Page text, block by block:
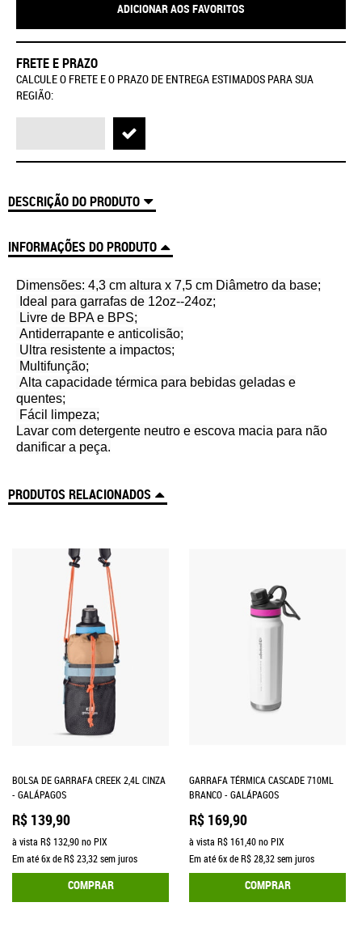
ADICIONAR AOS FAVORITOS
FRETE E PRAZO
CALCULE O FRETE E O PRAZO DE ENTREGA ESTIMADOS PARA SUA
REGIÃO:
DESCRIÇÃO DO PRODUTO
INFORMAÇÕES DO PRODUTO
Dimensões: 4,3 cm altura x 7,5 cm Diâmetro da base;
Ideal para garrafas de 12oz--24oz;
Livre de BPA e BPS;
Antiderrapante e anticolisão;
Ultra resistente a impactos;
Multifunção;
Alta capacidade térmica para bebidas geladas e
quentes;
Fácil limpeza;
Lavar com detergente neutro e escova macia para não
danificar a peça.
PRODUTOS RELACIONADOS
BOLSA DE GARRAFA CREEK 2,4L CINZA
- GALÁPAGOS
R$ 139,90
à vista R$ 132,90no PIX
Em até6xdeR$ 23,32sem juros
COMPRAR
GARRAFA TÉRMICA CASCADE 710ML
BRANCO - GALÁPAGOS
R$ 169,90
à vista R$ 161,40no PIX
Em até6xdeR$ 28,32sem juros
COMPRAR